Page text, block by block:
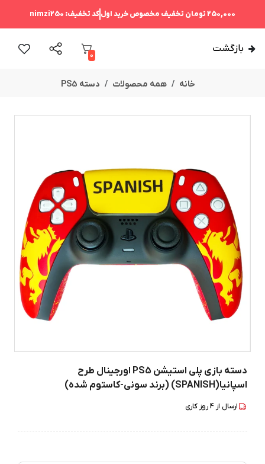
250,000 تومان تخفیف مخصوص خرید اولکد تخفیف: nimzi250
بازگشت
0
خانه همه محصولات دسته PS5
دسته بازی پلی استیشن PS5 اورجینال طرح
اسپانیا(SPANISH) (برند سونی-کاستوم شده)
ارسال از 4روز کاری